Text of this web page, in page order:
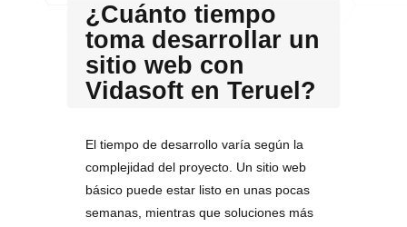
¿Cuánto tiempo
toma desarrollar un
sitio web con
Vidasoft en Teruel?
El tiempo de desarrollo varía según la
complejidad del proyecto. Un sitio web
básico puede estar listo en unas pocas
semanas, mientras que soluciones más